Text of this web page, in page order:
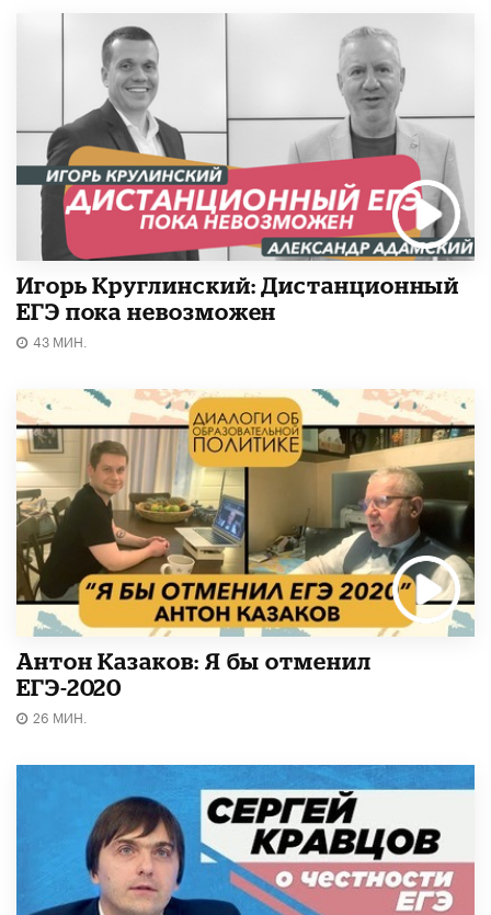
Игорь Круглинский: Дистанционный
ЕГЭ пока невозможен
43 МИН.
Антон Казаков: Я бы отменил
ЕГЭ-2020
26 МИН.